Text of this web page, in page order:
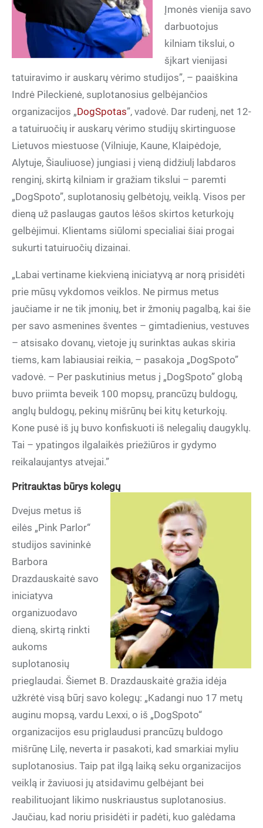
Įmonės vienija savo
darbuotojus
kilniam tikslui, o
šįkart vienijasi
tatuiravimo ir auskarų vėrimo studijos”, – paaiškina
Indrė Pileckienė, suplotanosius gelbėjančios
organizacijos „DogSpotas”, vadovė. Dar rudenį, net 12-
a tatuiruočių ir auskarų vėrimo studijų skirtinguose
Lietuvos miestuose (Vilniuje, Kaune, Klaipėdoje,
Alytuje, Šiauliuose) jungiasi į vieną didžiulį labdaros
renginį, skirtą kilniam ir gražiam tikslui – paremti
„DogSpoto”, suplotanosių gelbėtojų, veiklą. Visos per
dieną už paslaugas gautos lėšos skirtos keturkojų
gelbėjimui. Klientams siūlomi specialiai šiai progai
sukurti tatuiruočių dizainai.
„Labai vertiname kiekvieną iniciatyvą ar norą prisidėti
prie mūsų vykdomos veiklos. Ne pirmus metus
jaučiame ir ne tik įmonių, bet ir žmonių pagalbą, kai šie
per savo asmenines šventes – gimtadienius, vestuves
– atsisako dovanų, vietoje jų surinktas aukas skiria
tiems, kam labiausiai reikia, – pasakoja „DogSpoto”
vadovė. – Per paskutinius metus į „DogSpoto” globą
buvo priimta beveik 100 mopsų, prancūzų buldogų,
anglų buldogų, pekinų mišrūnų bei kitų keturkojų.
Kone pusė iš jų buvo konfiskuoti iš nelegalių daugyklų.
Tai – ypatingos ilgalaikės priežiūros ir gydymo
reikalaujantys atvejai.”
Pritrauktas būrys kolegų
Dvejus metus iš
eilės „Pink Parlor“
studijos savininkė
Barbora
Drazdauskaitė savo
iniciatyva
organizuodavo
dieną, skirtą rinkti
aukoms
suplotanosių
prieglaudai. Šiemet B. Drazdauskaitė gražia idėja
užkrėtė visą būrį savo kolegų: „Kadangi nuo 17 metų
auginu mopsą, vardu Lexxi, o iš „DogSpoto“
organizacijos esu priglaudusi prancūzų buldogo
mišrūnę Lilę, neverta ir pasakoti, kad smarkiai myliu
suplotanosius. Taip pat ilgą laiką seku organizacijos
veiklą ir žaviuosi jų atsidavimu gelbėjant bei
reabilituojant likimo nuskriaustus suplotanosius.
Jaučiau, kad noriu prisidėti ir padėti, kuo galėdama